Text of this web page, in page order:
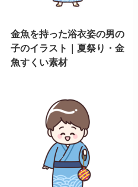
金魚を持った浴衣姿の男の
子のイラスト｜夏祭り・金
魚すくい素材